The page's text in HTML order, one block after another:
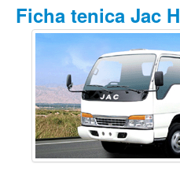
Ficha tenica Jac